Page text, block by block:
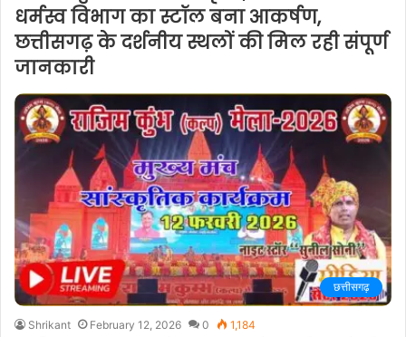
धर्मस्व विभाग का स्टॉल बना आकर्षण,
छत्तीसगढ़ के दर्शनीय स्थलों की मिल रही संपूर्ण
जानकारी
छत्तीसगढ़
Shrikant February 12, 2026 0 1,184